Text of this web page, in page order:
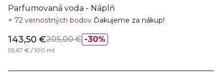
Parfumovaná voda - Náplň
72 vernostných bodov Ďakujeme za nákup!
30%
143,50 €205,00 €
95,67 € / 100 ml